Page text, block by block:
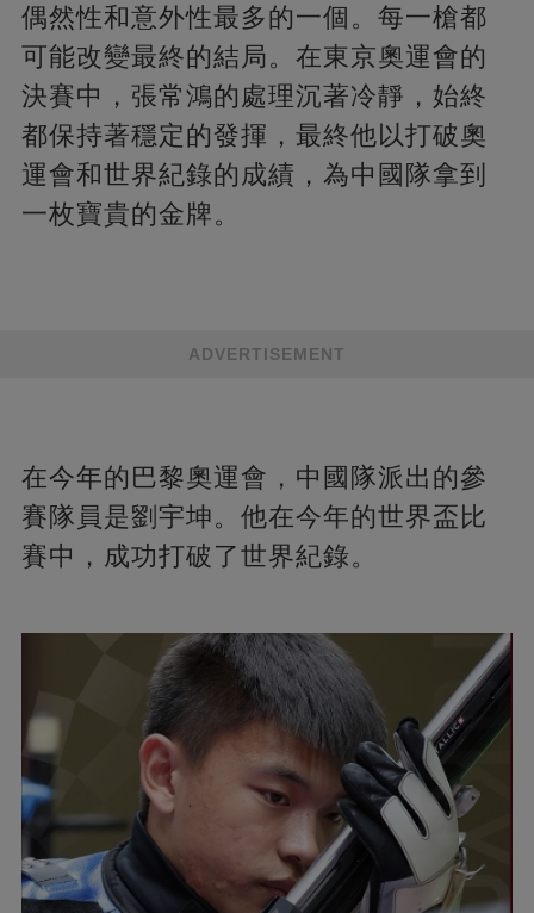
偶然性和意外性最多的一個。每一槍都
可能改變最終的結局。在東京奧運會的
決賽中，張常鴻的處理沉著冷靜，始終
都保持著穩定的發揮，最終他以打破奧
運會和世界紀錄的成績，為中國隊拿到
一枚寶貴的金牌。
ADVERTISEMENT
在今年的巴黎奧運會，中國隊派出的參
賽隊員是劉宇坤。他在今年的世界盃比
賽中，成功打破了世界紀錄。